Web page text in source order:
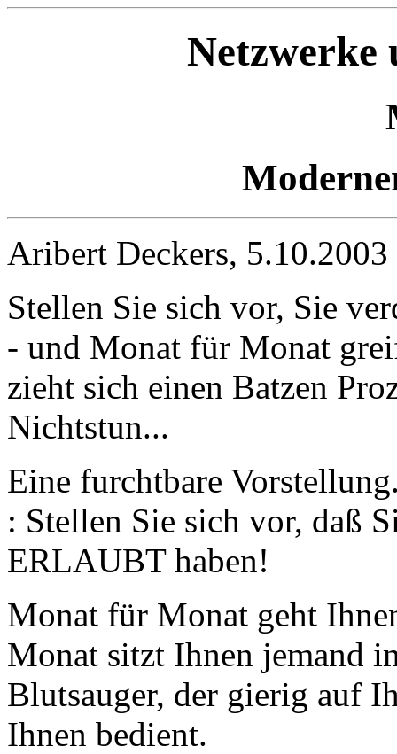
Netzwerke
Aribert Deckers, 5.10.2003
Stellen Sie sich vor, Sie
- und Monat für Monat
zieht sich einen Batzen
Nichtstun...
Eine furchtbare
: Stellen Sie sich vor, daß
ERLAUBT haben!
Monat für Monat geht
Monat sitzt Ihnen jemand
Blutsauger, der gierig auf
Ihnen bedient.